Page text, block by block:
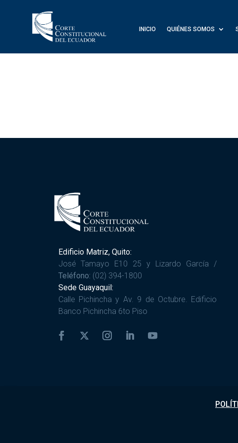
INICIO QUIÉNES SOMOS
Edificio Matriz, Quito:
José Tamayo E10 25 y Lizardo García /
Teléfono: (02) 394-1800
Sede Guayaquil:
Calle Pichincha y Av. 9 de Octubre. Edificio
Banco Pichincha 6to Piso